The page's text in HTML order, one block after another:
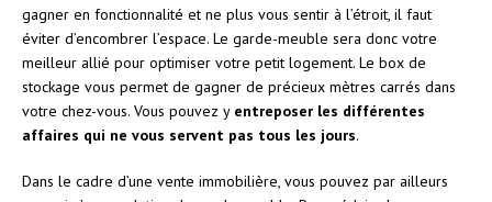
gagner en fonctionnalité et ne plus vous sentir à l’étroit, il faut
éviter d’encombrer l’espace. Le garde-meuble sera donc votre
meilleur allié pour optimiser votre petit logement. Le box de
stockage vous permet de gagner de précieux mètres carrés dans
votre chez-vous. Vous pouvez y entreposer les différentes
affaires qui ne vous servent pas tous les jours.
Dans le cadre d’une vente immobilière, vous pouvez par ailleurs